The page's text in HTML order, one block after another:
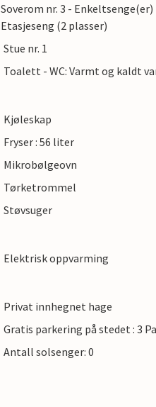
Soverom nr. 3 - Enkeltsenge(er)
Etasjeseng (2 plasser)
Stue nr. 1
Toalett - WC: Varmt og kaldt
Kjøleskap
Fryser : 56 liter
Mikrobølgeovn
Tørketrommel
Støvsuger
Elektrisk oppvarming
Privat innhegnet hage
Gratis parkering på stedet : 3
Antall solsenger: 0